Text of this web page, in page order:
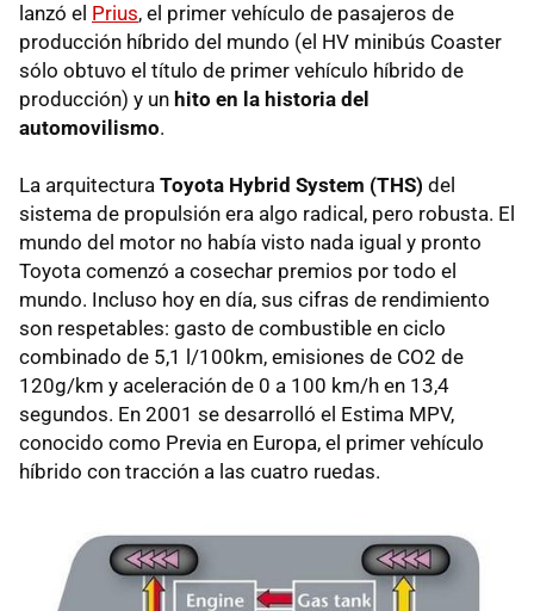
lanzó el Prius, el primer vehículo de pasajeros de
producción híbrido del mundo (el HV minibús Coaster
sólo obtuvo el título de primer vehículo híbrido de
producción) y un hito en la historia del
automovilismo.
La arquitectura Toyota Hybrid System (THS) del
sistema de propulsión era algo radical, pero robusta. El
mundo del motor no había visto nada igual y pronto
Toyota comenzó a cosechar premios por todo el
mundo. Incluso hoy en día, sus cifras de rendimiento
son respetables: gasto de combustible en ciclo
combinado de 5,1 l/100km, emisiones de CO2 de
120g/km y aceleración de 0 a 100 km/h en 13,4
segundos. En 2001 se desarrolló el Estima MPV,
conocido como Previa en Europa, el primer vehículo
híbrido con tracción a las cuatro ruedas.